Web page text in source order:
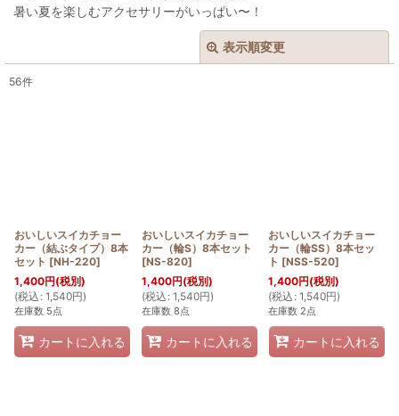
暑い夏を楽しむアクセサリーがいっぱい〜！
表示順変更
絞り込む
56件
おいしいスイカチョー
カー（結ぶタイプ）8本
セット [NH-220]
1,400円(税別)
(税込 : 1,540円)
在庫数 5点
カートに入れる
おいしいスイカチョー
カー（輪S）8本セット
[NS-820]
1,400円(税別)
(税込 : 1,540円)
在庫数 8点
カートに入れる
おいしいスイカチョー
カー（輪SS）8本セッ
ト [NSS-520]
1,400円(税別)
(税込 : 1,540円)
在庫数 2点
カートに入れる